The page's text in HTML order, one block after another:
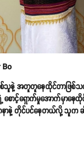
Bo
စ်သူနဲ့ အတူတူနေထိုင်တာဖြစ်
စောင့်ရှောက်မှုအောက်မှ
တနာနဲ့ တိုင်ပင်နေတယ်လို့ သူက